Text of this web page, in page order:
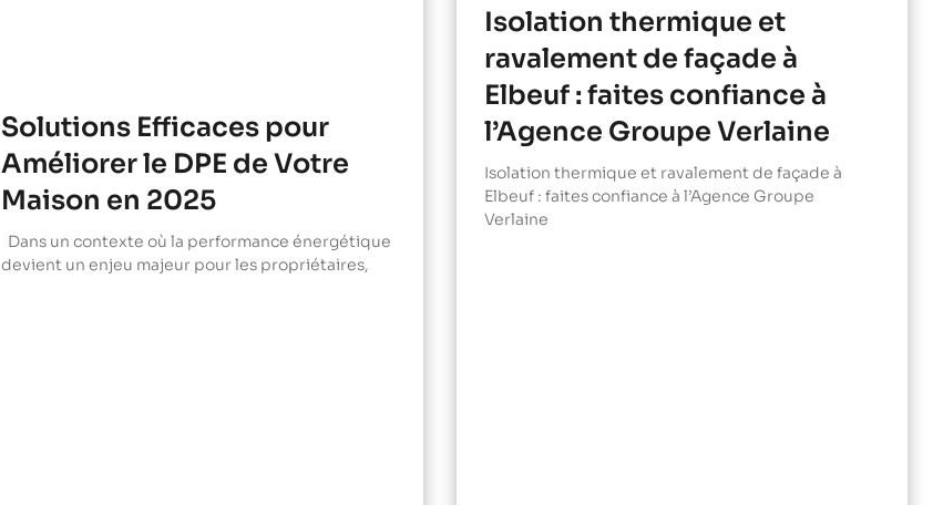
Solutions Efficaces pour
Améliorer le DPE de Votre
Maison en 2025
Dans un contexte où la performance énergétique
devient un enjeu majeur pour les propriétaires,
Isolation thermique et
ravalement de façade à
Elbeuf : faites confiance à
l’Agence Groupe Verlaine
Isolation thermique et ravalement de façade à
Elbeuf : faites confiance à l’Agence Groupe
Verlaine